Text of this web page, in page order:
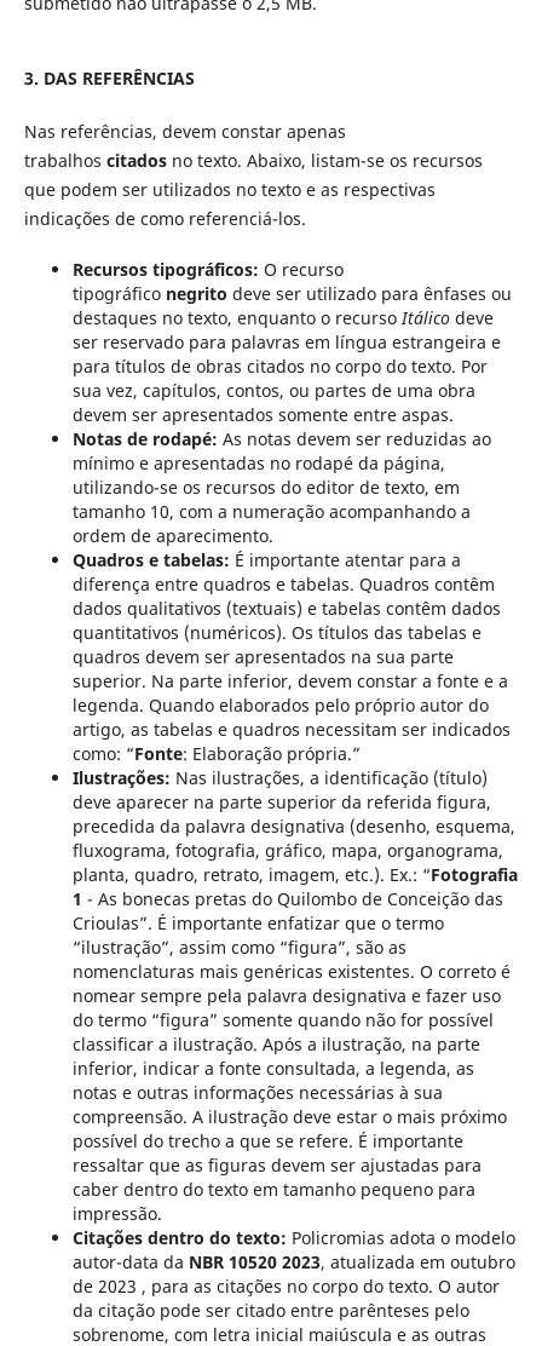
3. DAS REFERÊNCIAS
Nas referências, devem constar apenas
trabalhos citadosno texto. Abaixo, listam-se os recursos
que podem ser utilizados no texto e as respectivas
indicações de como referenciá-los.
Recursos tipográficos: O recurso
tipográfico negrito deve ser utilizado para ênfases ou
destaques no texto, enquanto o recursoItálicodeve
ser reservado para palavras em língua estrangeira e
para títulos de obras citados no corpo do texto. Por
sua vez, capítulos, contos, ou partes de uma obra
devem ser apresentados somente entre aspas.
Notas de rodapé: As notas devem ser reduzidas ao
mínimo e apresentadas no rodapé da página,
utilizando-se os recursos do editor de texto, em
tamanho 10, com a numeração acompanhando a
ordem de aparecimento.
Quadros e tabelas: É importante atentar para a
diferença entre quadros e tabelas. Quadros contêm
dados qualitativos (textuais) e tabelas contêm dados
quantitativos (numéricos). Os títulos das tabelas e
quadros devem ser apresentados na sua parte
superior. Na parte inferior, devem constar a fonte e a
legenda. Quando elaborados pelo próprio autor do
artigo, as tabelas e quadros necessitam ser indicados
como: “Fonte: Elaboração própria.”
Ilustrações: Nas ilustrações, a identificação (título)
deve aparecer na parte superior da referida figura,
precedida da palavra designativa (desenho, esquema,
fluxograma, fotografia, gráfico, mapa, organograma,
planta, quadro, retrato, imagem, etc.). Ex.: “Fotografia
1 - As bonecas pretas do Quilombo de Conceição das
Crioulas”. É importante enfatizar que o termo
“ilustração”, assim como “figura”, são as
nomenclaturas mais genéricas existentes. O correto é
nomear sempre pela palavra designativa e fazer uso
do termo “figura” somente quando não for possível
classificar a ilustração. Após a ilustração, na parte
inferior, indicar a fonte consultada, a legenda, as
notas e outras informações necessárias à sua
compreensão. A ilustração deve estar o mais próximo
possível do trecho a que se refere. É importante
ressaltar que as figuras devem ser ajustadas para
caber dentro do texto em tamanho pequeno para
impressão.
Citações dentro do texto: Policromias adota o modelo
autor-data da NBR 10520 2023, atualizada em outubro
de 2023 , para as citações no corpo do texto. O autor
da citação pode ser citado entre parênteses pelo
sobrenome, com letra inicial maiúscula e as outras